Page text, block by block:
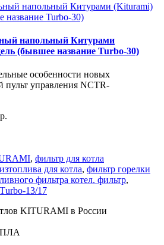
напольный Китурами
(бывшее название Turbo-30)
особенности новых
пульт управления NCTR-
, фильтр для котла
для котла, фильтр горелки
фильтра котел. фильтр,
13/17
KITURAMI в России